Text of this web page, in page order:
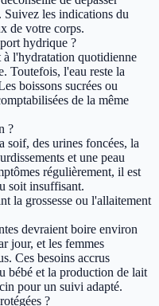
Suivez les indications du
de votre corps.
hydrique ?
l'hydratation quotidienne
Toutefois, l'eau reste la
boissons sucrées ou
de la même
?
soif, des urines foncées, la
et une peau
régulièrement, il est
soit insuffisant.
la grossesse ou l'allaitement
devraient boire environ
jour, et les femmes
Ces besoins accrus
bébé et la production de lait
pour un suivi adapté.
?